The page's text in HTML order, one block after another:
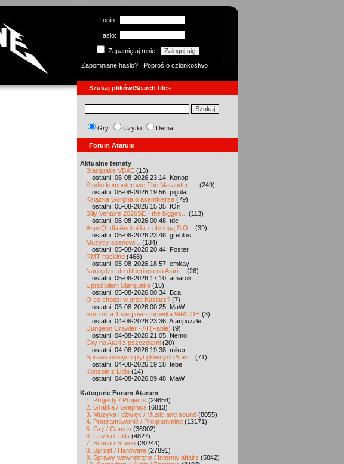
Login:
Hasło:
Zapamiętaj mnie
Zapomniane hasło?
Poproś o członkostwo
Szukaj plików/Search files
Gry Użytki Dema
Forum Atarum
Aktualne tematy
Starquake VBXE (13)
ostatni: 06-08-2026 23:14, Konop
Studio komputerowe The Marauder -...
(249)
ostatni: 06-08-2026 19:56, pigula
Książka Gorgha o asemblerze (79)
ostatni: 06-08-2026 15:35, tOri
Silly Venture 2026SE - the bigges...
(113)
ostatni: 06-08-2026 00:48, tdc
AspeQt dla Androida z obsługą SIO...
(39)
ostatni: 05-08-2026 23:48, greblus
Muzycy scenowi...
(134)
ostatni: 05-08-2026 20:44, Foster
RMT hacking (468)
ostatni: 05-08-2026 18:57, emkay
Narzędzie do ditheringu na Atari ...
(26)
ostatni: 05-08-2026 17:10, amarok
Uprościłem Starquake (16)
ostatni: 05-08-2026 00:34, Bca
O co chodzi w grze Kasiarz? (7)
ostatni: 05-08-2026 00:25, MaW
Rocznica 1 sierpnia - turówka WRCOH (3)
ostatni: 04-08-2026 23:36, Ataripuzzle
Dungeon Crawler - AI (Fable) (9)
ostatni: 04-08-2026 21:05, Nemo
Gry na Atari z pszczołami (20)
ostatni: 04-08-2026 19:38, miker
Sprawa nowych płyt głównych Atari...
(71)
ostatni: 04-08-2026 19:18, tebe
Konsole z Lidla (14)
ostatni: 04-08-2026 09:48, MaW
Kategorie Forum Atarum
1. Projekty / Projects (29854)
2. Grafika / Graphics (6813)
3. Muzyka i dźwięk / Music and sound (8055)
4. Programowanie / Programming (13171)
5. Gry / Games (36902)
6. Użytki / Utils (4827)
7. Scena / Scene (20244)
8. Sprzęt / Hardware (27891)
9. Sprawy wewnętrzne / Internal affairs (5842)